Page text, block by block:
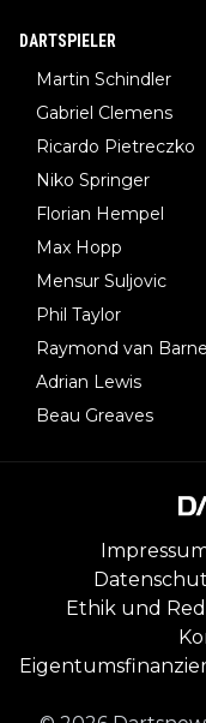
DARTSPIELER
Martin Schindler
Gabriel Clemens
Ricardo Pietreczko
Niko Springer
Florian Hempel
Max Hopp
Mensur Suljovic
Phil Taylor
Raymond van
Adrian Lewis
Beau Greaves
Ethik und